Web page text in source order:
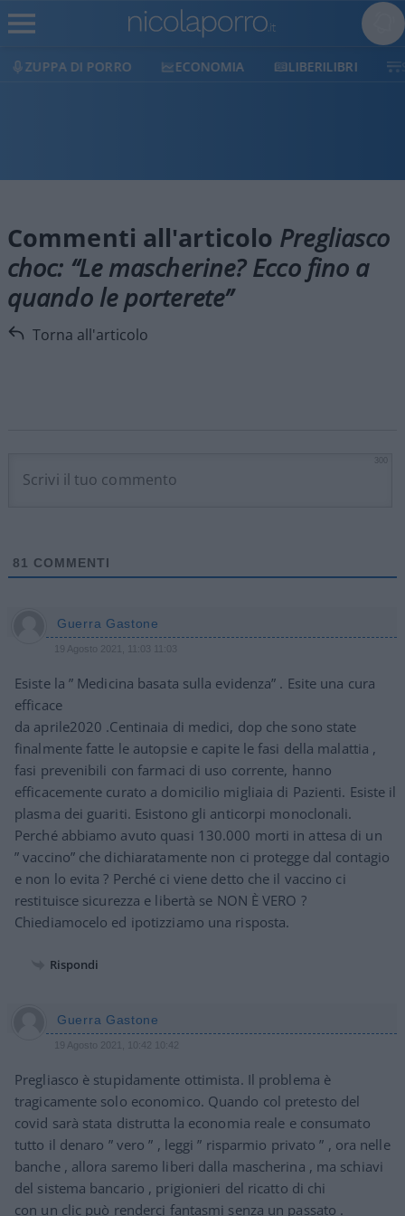
DI PORRO ECONOMIA LIBERILIBRI SHOP
Commenti all'articolo Pregliasco
choc: “Le mascherine? Ecco fino a
quando le porterete”
Torna all'articolo
81 COMMENTI
Guerra Gastone
19 Agosto 2021, 11:03 11:03
Esiste la ” Medicina basata sulla evidenza” . Esite una cura
efficace
da aprile2020 .Centinaia di medici, dop che sono state
finalmente fatte le autopsie e capite le fasi della malattia ,
fasi prevenibili con farmaci di uso corrente, hanno
efficacemente curato a domicilio migliaia di Pazienti. Esiste il
plasma dei guariti. Esistono gli anticorpi monoclonali.
Perché abbiamo avuto quasi 130.000 morti in attesa di un
” vaccino” che dichiaratamente non ci protegge dal contagio
e non lo evita ? Perché ci viene detto che il vaccino ci
restituisce sicurezza e libertà se NON È VERO ?
Chiediamocelo ed ipotizziamo una risposta.
Rispondi
Guerra Gastone
19 Agosto 2021, 10:42 10:42
Pregliasco è stupidamente ottimista. Il problema è
tragicamente solo economico. Quando col pretesto del
covid sarà stata distrutta la economia reale e consumato
tutto il denaro ” vero ” , leggi ” risparmio privato ” , ora nelle
banche , allora saremo liberi dalla mascherina , ma schiavi
del sistema bancario , prigionieri del ricatto di chi
con un clic può renderci fantasmi senza un passato .